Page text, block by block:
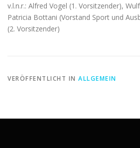
v.l.n.r.: Alfred Vogel (1. Vorsitzender),
Patricia Bottani (Vorstand Sport und
(2. Vorsitzender)
VERÖFFENTLICHT IN ALLGEMEIN